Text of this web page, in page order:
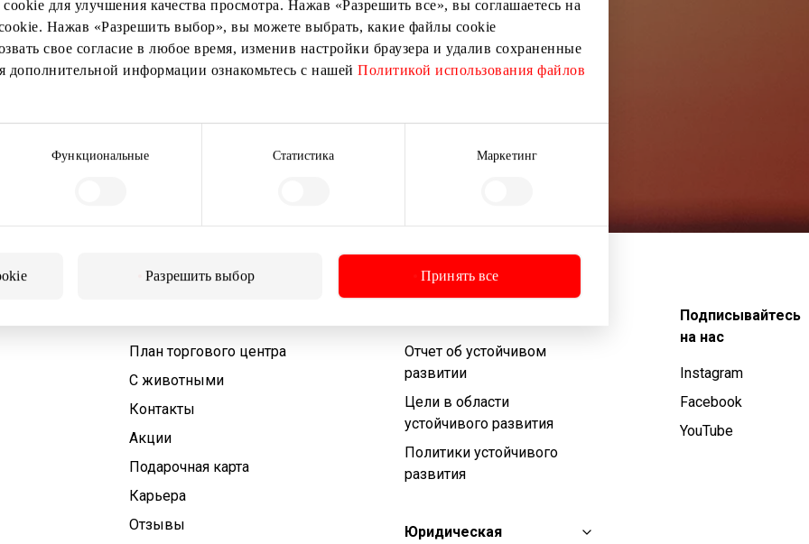
для улучшения качества просмотра. Нажав «Разрешить все», вы соглашаетесь на
Нажав «Разрешить выбор», вы можете выбрать, какие файлы cookie
свое согласие в любое время, изменив настройки браузера и удалив сохраненные
дополнительной информации ознакомьтесь с нашейПолитикой использования файлов
Функциональные Статистика Маркетинг
Разрешить выбор Принять все
Подписаться
Подписываясь на рассылку, вы подтверждаете, что
вам исполнилось 13 лет.
План торгового центра
С животными
Контакты
Aкции
Подарочная карта
Карьера
Отзывы
Отчет об устойчивом
развитии
Цели в области
устойчивого развития
Политики устойчивого
развития
Юридическая
Подписывайтесь
на нас
Instagram
Facebook
YouTube